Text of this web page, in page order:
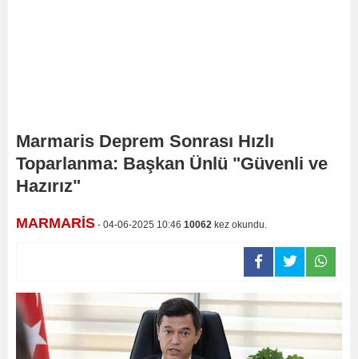
Marmaris Deprem Sonrası Hızlı
Toparlanma: Başkan Ünlü "Güvenli ve
Hazırız"
MARMARİS - 04-06-2025 10:46 10062 kez okundu.